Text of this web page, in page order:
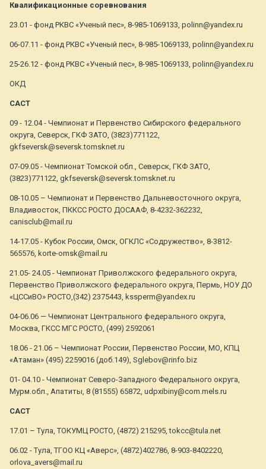
Квалификационные соревнования
23.01 - фонд РКВС «Ученый пес», 8-985-1069133, polinn@yandex.ru
06-07.11 - фонд РКВС «Ученый пес», 8-985-1069133, polinn@yandex.ru
25-26.12 - фонд РКВС «Ученый пес», 8-985-1069133, polinn@yandex.ru
ОКД
САСТ
09 - 12.04 - Чемпионат и Первенство Сибирского федерального
округа, Северск, ГКФ ЗАТО, (3823)771122,
gkfseversk@seversk.tomsknet.ru
07-09.05 - Чемпионат Томской обл., Северск, ГКФ ЗАТО,
(3823)771122, gkfseversk@seversk.tomsknet.ru
08-10.05 – Чемпионат и Первенство Дальневосточного округа,
Владивосток, ПККСС РОСТО ДОСААФ, 8-4232-362232,
canisclub@mail.ru
14-17.05 - Кубок России, Омск, ОГКЛС «Содружество», 8-3812-
565576, korte-omsk@mail.ru
21.05- 24.05 - Чемпионат Приволжского федерального округа,
Первенство Приволжского федерального округа, Пермь, НОУ ДО
«ЦССиВО» РОСТО,(342) 2375443, kssperm@yandex.ru
04-06.06 — Чемпионат Центрального федерального округа,
Москва, ГКСС МГС РОСТО, (499) 2592061
18.06 - 21.06 – Чемпионат России, Первенство России, МО, КПЦ
«Атаман» (495) 2259016 (доб.149), Sglebov@rinfo.biz
01- 04.10 - Чемпионат Северо-Западного Федерального округа,
Мурм.обл., Апатиты, 8 (81555) 65872, udpxibiny@com.mels.ru
САСТ
17.01 – Тула, ТОКУМЦ РОСТО, (4872) 215295, tokcc@tula.net
06.02 - Тула, ТГОО КЦ «Аверс», (4872)402786, 8-903-8402220,
orlova_avers@mail.ru